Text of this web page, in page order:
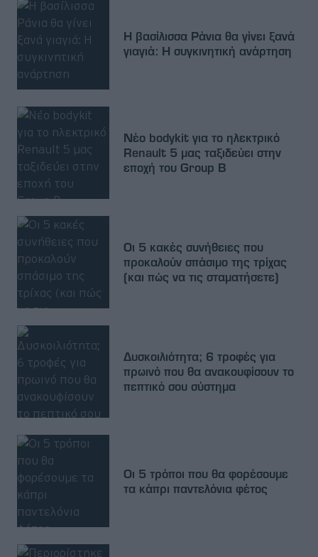
Η βασίλισσα Ράνια θα γίνει ξανά
γιαγιά: Η συγκινητική ανάρτηση
Νέο bodykit για το ηλεκτρικό
Renault 5 μας ταξιδεύει στην
εποχή του Group B
Οι 5 κακές συνήθειες που
προκαλούν σπάσιμο της τρίχας
(και πώς να τις σταματήσετε)
Δυσκοιλιότητα; 6 τροφές για
πρωινό που θα ανακουφίσουν το
πεπτικό σου σύστημα
Οι 5 τρόποι που θα φορέσουμε
τα κάπρι παντελόνια φέτος